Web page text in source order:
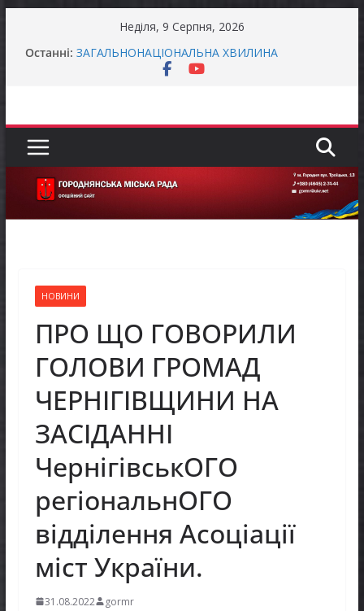
Неділя, 9 Серпня, 2026
Останні: Батьки майбутніх першокласників уже можуть
оформити «Пакунок школяра»
ЗАГАЛЬНОНАЦІОНАЛЬНА ХВИЛИНА
для ветеранського бізнесу
реалізації права осіб з інвалідністю на працю
Захищай небо Чернігівщини!
НОВИНИ
ПРО ЩО ГОВОРИЛИ
ГОЛОВИ ГРОМАД
ЧЕРНІГІВЩИНИ НА
ЗАСІДАННІ
ЧернігівськОГО
регіональнОГО
відділення Асоціації
міст України.
31.08.2022 gormr